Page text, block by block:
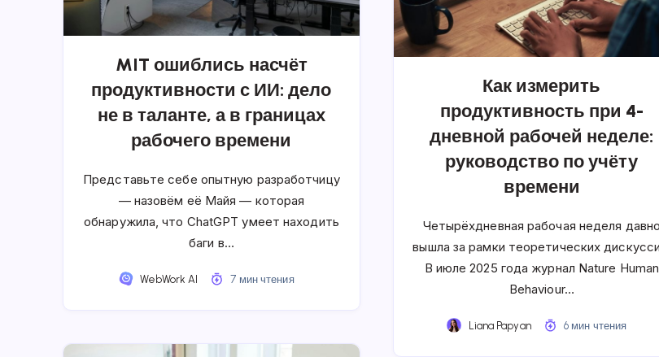
MIT ошиблись насчёт
продуктивности с ИИ: дело
не в таланте, а в границах
рабочего времени
Представьте себе опытную разработчицу
— назовём её Майя — которая
обнаружила, что ChatGPT умеет находить
баги в…
WebWork AI 7 мин чтения
Как измерить
продуктивность при 4-
дневной рабочей неделе:
руководство по учёту
времени
Четырёхдневная рабочая неделя давно
вышла за рамки теоретических
В июле 2025 года журнал Nature Human
Behaviour…
Liana Papyan 6 мин чтения